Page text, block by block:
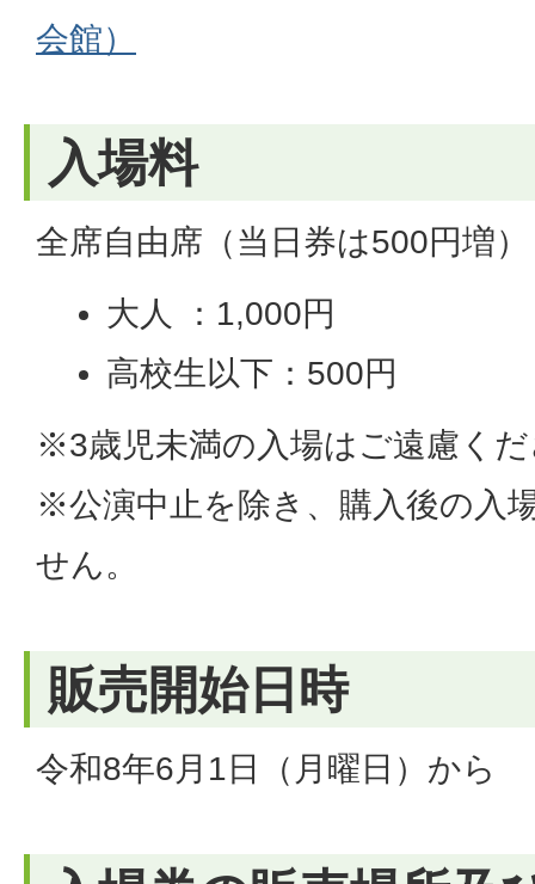
会館）
入場料
全席自由席（当日券は500円増）
大人 ：1,000円
高校生以下：500円
※3歳児未満の入場はご遠慮く
※公演中止を除き、購入後の入
せん。
販売開始日時
令和8年6月1日（月曜日）から